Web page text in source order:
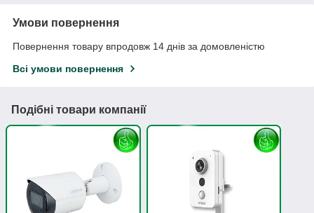
Умови повернення
Повернення товару впродовж 14 днів за домовленістю
Всі умови повернення
Подібні товари компанії